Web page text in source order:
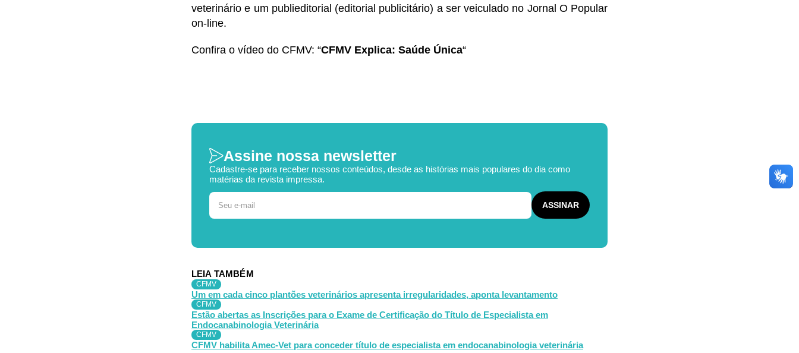
veterinário e um publieditorial (editorial publicitário) a ser veiculado no Jornal O Popular
on-line.
Confira o vídeo do CFMV: “CFMV Explica: Saúde Única“
Assine nossa newsletter
Cadastre-se para receber nossos conteúdos, desde as histórias mais populares do dia como
matérias da revista impressa.
LEIA TAMBÉM
CFMV
Um em cada cinco plantões veterinários apresenta irregularidades, aponta levantamento
CFMV
Estão abertas as Inscrições para o Exame de Certificação do Título de Especialista em
Endocanabinologia Veterinária
CFMV
CFMV habilita Amec-Vet para conceder título de especialista em endocanabinologia veterinária